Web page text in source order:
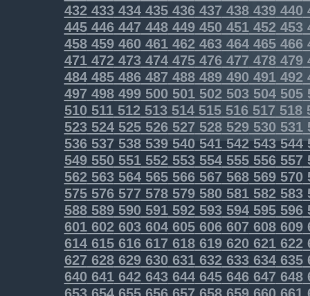
432433434435436437438439440
445446447448449450451452453
458459460461462463464465466
471472473474475476477 478479
484485486487 488489490491492
497498499500501502503504505
510511512513514515516517 518
523524525526527 528529530 531
536537538539540541542543544
549550551552553554555556557
562563564565566567568569570
575576577578579580581582583
588589590591592593594595596
601602603604605606607608609
614615616617618619620621622
627628629630631632633634635
640641642643644645646647648